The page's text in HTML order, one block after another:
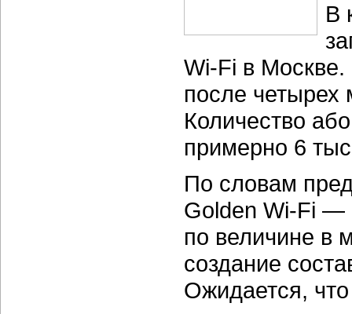
В
Wi-Fi в Москве.
после четырех
Количество
примерно 6
По словам
Golden Wi-Fi —
по величине в
создание
Ожидается, что